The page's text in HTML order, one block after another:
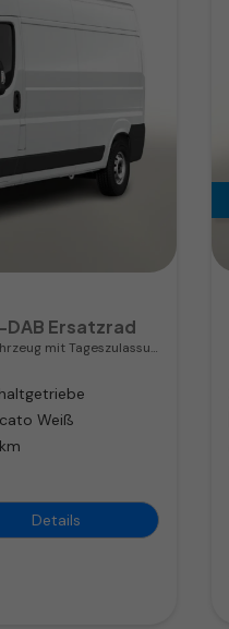
DAB Ersatzrad
mit Tageszulassung
Weiß
Details